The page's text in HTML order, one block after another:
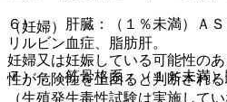
（妊婦）
妊婦又は妊娠している可能性の
性が危険性を上回ると判断され
（生殖発生毒性試験は実施してい
６）． 肝臓：（１％未満）Ａ
リルビン血症、脂肪肝。
７）． 筋骨格系：（１％未満）